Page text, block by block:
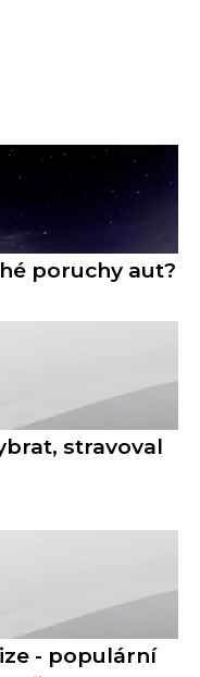
poruchy aut?
stravoval
- populární